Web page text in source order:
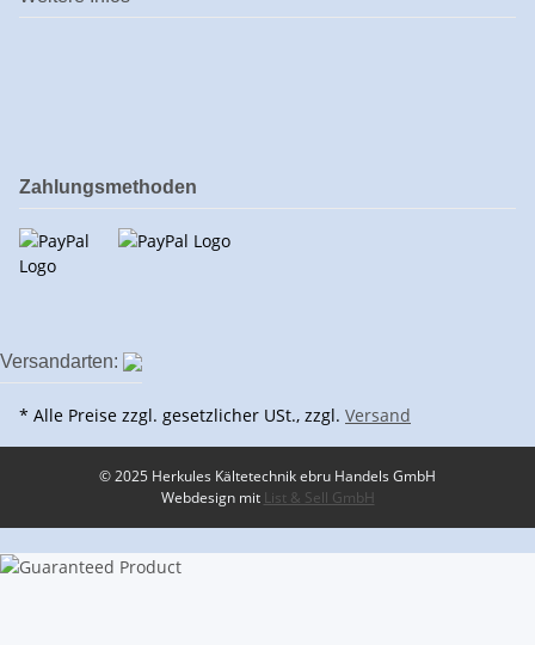
Zahlungsmethoden
Versandarten:
* Alle Preise zzgl. gesetzlicher USt., zzgl. Versand
© 2025 Herkules Kältetechnik ebru Handels GmbH
Webdesign mit List & Sell GmbH